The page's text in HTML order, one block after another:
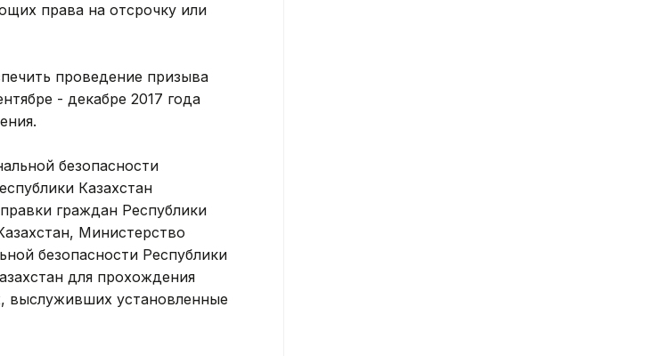
права на отсрочку или
проведение призыва
- декабре 2017 года
безопасности
Казахстан
граждан Республики
Министерство
безопасности Республики
для прохождения
выслуживших установленные